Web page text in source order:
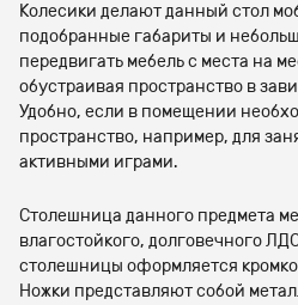
Колесики делают данный стол
подобранные габариты и
передвигать мебель с места на
обустраивая пространство в
Удобно, если в помещении
пространство, например, для
активными играми.
Столешница данного предмета
влагостойкого, долговечного
столешницы оформляется
Ножки представляют собой